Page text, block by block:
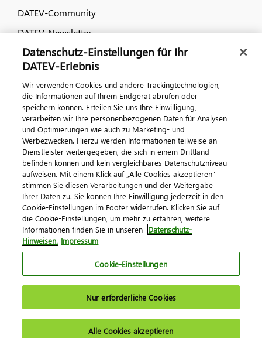
DATEV-Community
DATEV-Newsletter
Kontaktieren Sie uns
© 2026 DATEV eG
ImpressumDatenschutzAGB Kontakt
Cookie-Einstellungen
Datenschutz-Einstellungen für Ihr
DATEV-Erlebnis
Wir verwenden Cookies und andere Trackingtechnologien,
die Informationen auf Ihrem Endgerät abrufen oder
speichern können. Erteilen Sie uns Ihre Einwilligung,
verarbeiten wir Ihre personenbezogenen Daten für Analysen
und Optimierungen wie auch zu Marketing- und
Werbezwecken. Hierzu werden Informationen teilweise an
Dienstleister weitergegeben, die sich in einem Drittland
befinden können und kein vergleichbares Datenschutzniveau
aufweisen. Mit einem Klick auf „Alle Cookies akzeptieren"
stimmen Sie diesen Verarbeitungen und der Weitergabe
Ihrer Daten zu. Sie können Ihre Einwilligung jederzeit in den
Cookie-Einstellungen im Footer widerrufen. Klicken Sie auf
die Cookie-Einstellungen, um mehr zu erfahren, weitere
Informationen finden Sie in unseren Datenschutz-
Hinweisen. Impressum
Cookie-Einstellungen
Nur erforderliche Cookies
Alle Cookies akzeptieren